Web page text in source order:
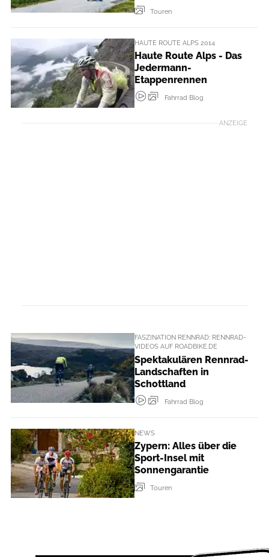
Touren
HAUTE ROUTE ALPS 2014
Haute Route Alps - Das
Jedermann-
Etappenrennen
Fahrrad Blog
ANZEIGE
FASZINATION RENNRAD: RENNRAD-
VIDEOS AUF ROADBIKE.DE
Spektakulären Rennrad-
Landschaften in
Schottland
Fahrrad Blog
NEWS
Zypern: Alles über die
Sport-Insel mit
Sonnengarantie
Touren